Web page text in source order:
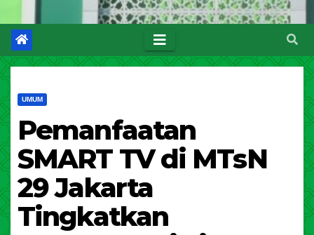
UMUM
Pemanfaatan
SMART TV di MTsN
29 Jakarta
Tingkatkan